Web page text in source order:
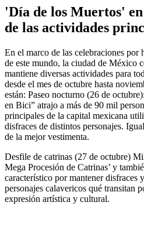
'Día de los Muertos'
de las actividades
En el marco de las celebraciones por
de este mundo, la ciudad de México
mantiene diversas actividades para
desde el mes de octubre hasta
están: Paseo nocturno (26 de
en Bici” atrajo a más de 90 mil
principales de la capital mexicana
disfraces de distintos personajes.
de la mejor vestimenta.
Desfile de catrinas (27 de octubre)
Mega Procesión de Catrinas’ y
característico por mantener disfraces
personajes calavericos qué transitan
expresión artística y cultural.